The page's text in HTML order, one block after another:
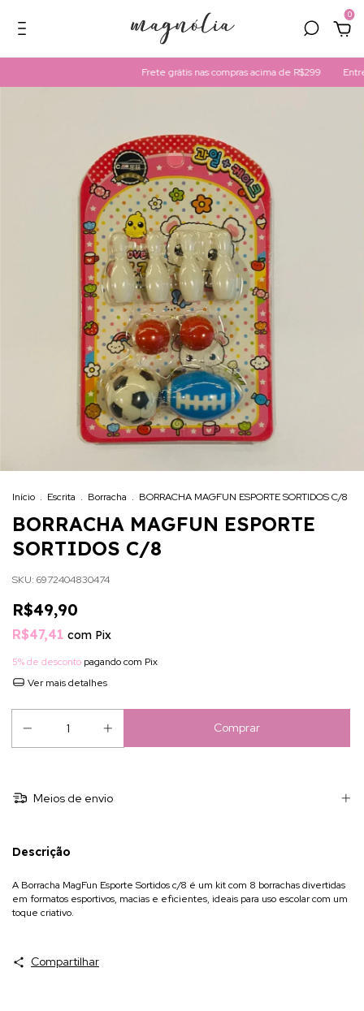
0
Frete grátis nas compras acima de R$299
Início . Escrita . Borracha . BORRACHA MAGFUN ESPORTE SORTIDOS C/8
BORRACHA MAGFUN ESPORTE
SORTIDOS C/8
SKU: 6972404830474
R$49,90
R$47,41 com Pix
5% de desconto pagando com Pix
Ver mais detalhes
Meios de envio
Descrição
A Borracha MagFun Esporte Sortidos c/8 é um kit com 8 borrachas divertidas
em formatos esportivos, macias e eficientes, ideais para uso escolar com um
toque criativo.
Compartilhar